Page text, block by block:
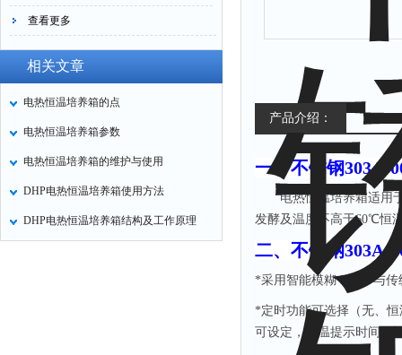
查看更多
相关文章
电热恒温培养箱的点
电热恒温培养箱参数
电热恒温培养箱的维护与使用
DHP电热恒温培养箱使用方法
DHP电热恒温培养箱结构及工作原理
产品介绍：
一、不锈钢303A-
电热恒温培养箱适用
发酵及温度不高于60℃恒
二、 不锈钢303A-
*采用智能模糊 PID，与
*定时功能可选择（无、
可设定，恒温提示时间可